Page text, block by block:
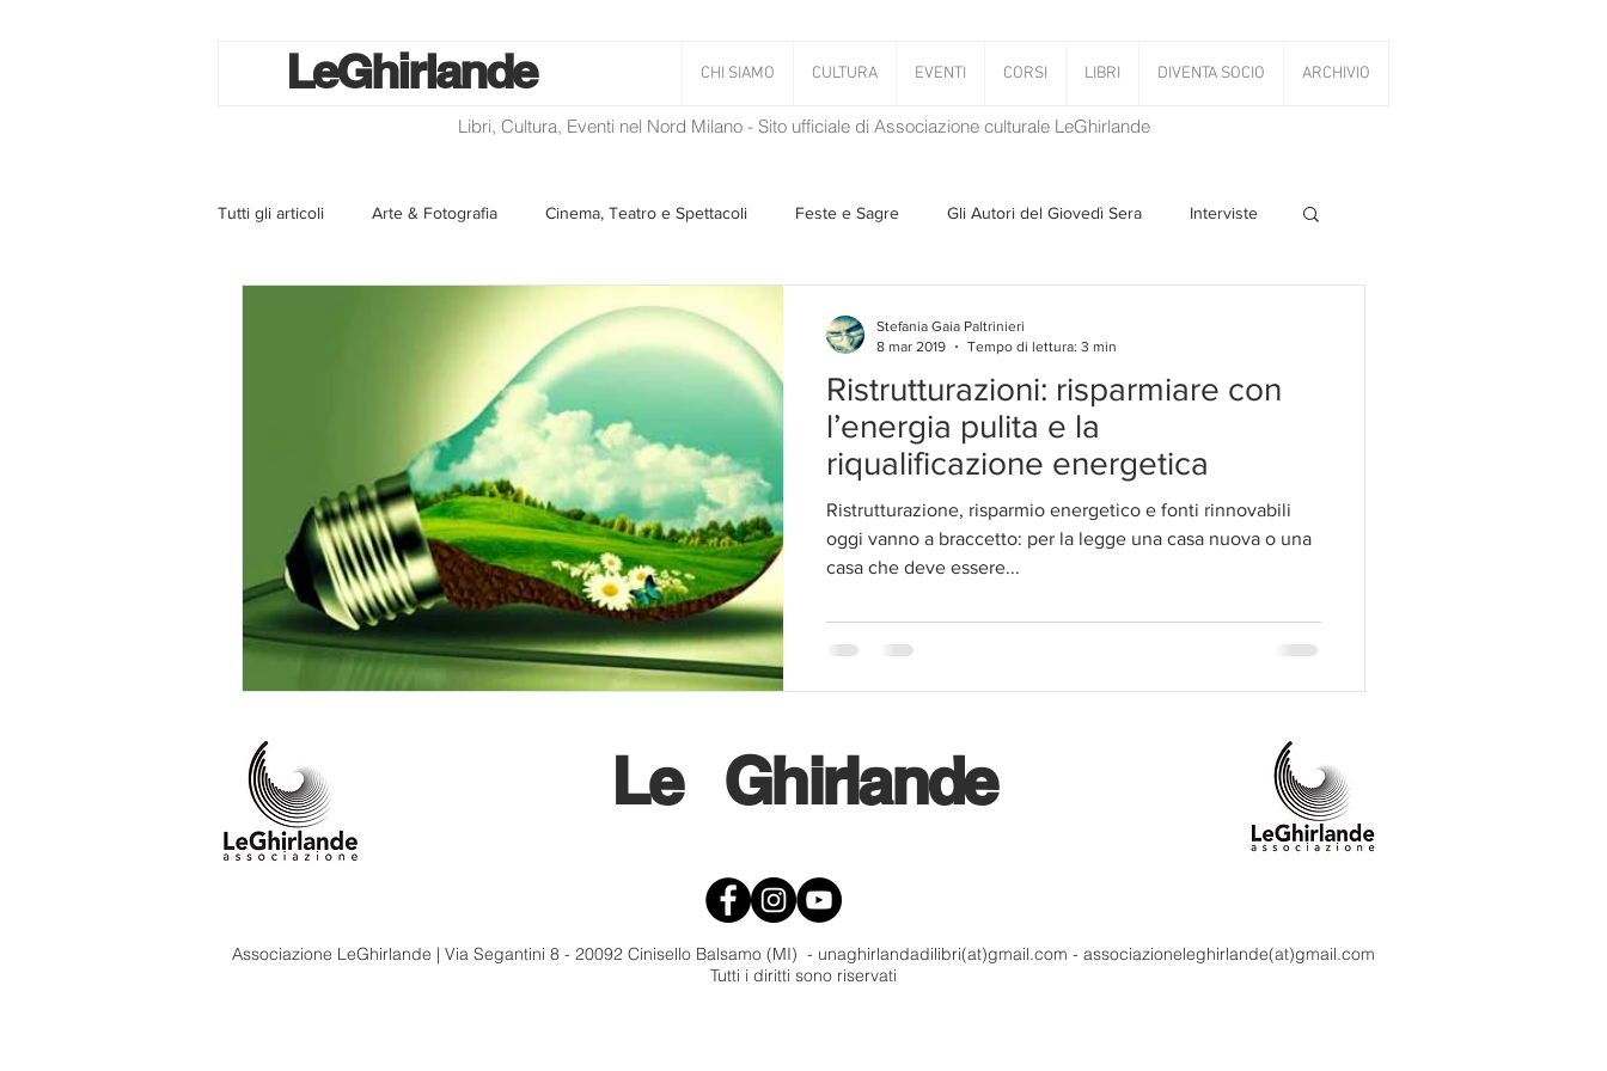
CHI SIAMO CULTURA EVENTI CORSI LIBRI DIVENTA SOCIO ARCHIVIO
LeGhirlande
Libri, Cultura, Eventi nel Nord Milano - Sito ufficiale di Associazione culturale LeGhirlande
Tutti gli articoli Arte & Fotografia Cinema, Teatro e Spettacoli Feste e Sagre Gli Autori del Giovedì Sera Interviste
Musica Storie Taciute
Utilità Il Blog di Mirabilis Salvaguardia dell'ambiente Ambiente PanettoniAMOCi
Homepage Progetti CiniZEN
Ristrutturazioni: risparmiare con
l’energia pulita e la
riqualificazione energetica
Ristrutturazione, risparmio energetico e fonti rinnovabili
oggi vanno a braccetto: per la legge una casa nuova o una
casa che deve essere...
Stefania Gaia Paltrinieri
8 mar 2019
Tempo di lettura: 3 min
Le Ghirlande
Associazione LeGhirlande | Via Segantini 8 - 20092 Cinisello Balsamo (MI) - unaghirlandadilibri(at)gmail.com - associazioneleghirlande(at)gmail.com
Tutti i diritti sono riservati